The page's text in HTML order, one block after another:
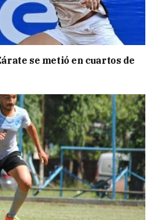
se metió en cuartos de